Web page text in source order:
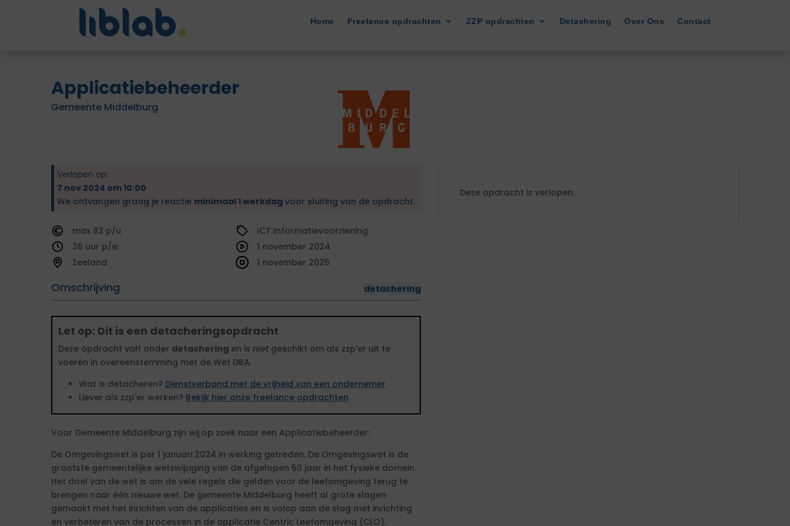
Home Freelance opdrachten ZZP opdrachten Detachering Over Ons Contact
Applicatiebeheerder
Gemeente Middelburg
Verlopen op:
7 nov 2024 om 10:00
We ontvangen graag je reactie minimaal 1 werkdag voor sluiting van de opdracht.
82
36
Zeeland
ICT Informatievoorziening
Omschrijving detachering
1 november 2024
1 november 2025
Let op: Dit is een detacheringsopdracht
Deze opdracht valt onder detachering en is niet geschikt om als zzp'er uit te
voeren in overeenstemming met de Wet DBA.
Wat is detacheren? Dienstverband met de vrijheid van een ondernemer
Liever als zzp'er werken? Bekijk hier onze freelance opdrachten
Voor Gemeente Middelburg zijn wij op zoek naar een Applicatiebeheerder:
De Omgevingswet is per 1 januari 2024 in werking getreden. De Omgevingswet is de
grootste gemeentelijke wetswijziging van de afgelopen 50 jaar in het fysieke domein.
Het doel van de wet is om de vele regels die gelden voor de leefomgeving terug te
brengen naar één nieuwe wet. De gemeente Middelburg heeft al grote slagen
gemaakt met het inrichten van de applicaties en is volop aan de slag met inrichting
en verbeteren van de processen in de applicatie Centric Leefomgeving (CLO).
Deze opdracht is verlopen.